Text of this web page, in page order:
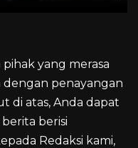
pihak yang merasa
penayangan
di atas, Anda dapat
berisi
Redaksi kami,